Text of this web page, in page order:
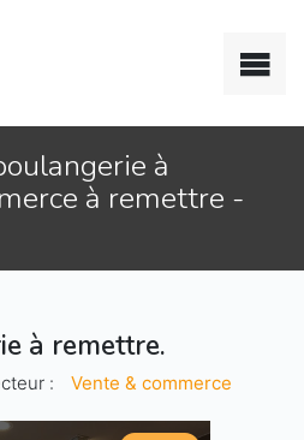
à
à remettre -
à remettre.
: Vente & commerce